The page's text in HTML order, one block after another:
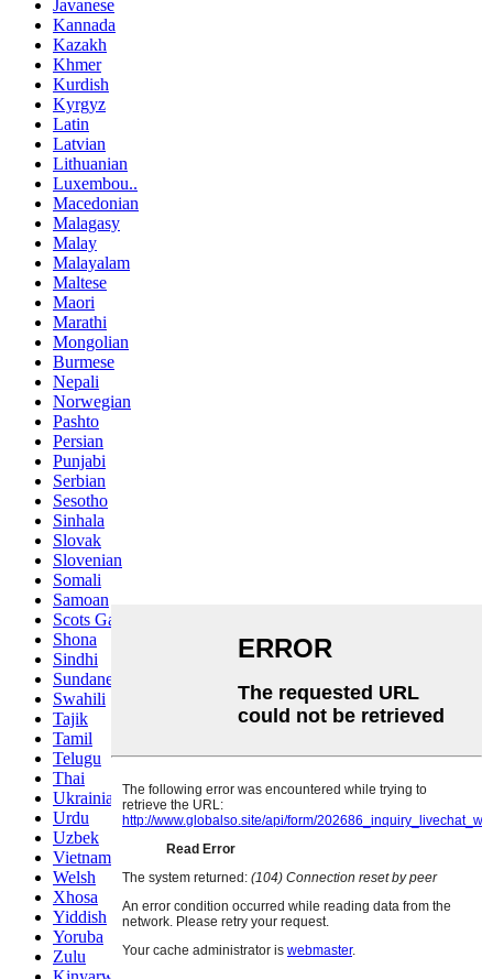
Javanese
Kannada
Kazakh
Khmer
Kurdish
Kyrgyz
Latin
Latvian
Lithuanian
Luxembou..
Macedonian
Malagasy
Malay
Malayalam
Maltese
Maori
Marathi
Mongolian
Burmese
Nepali
Norwegian
Pashto
Persian
Punjabi
Serbian
Sesotho
Sinhala
Slovak
Slovenian
Somali
Samoan
Scots Gaelic
Shona
Sindhi
Sundanese
Swahili
Tajik
Tamil
Telugu
Thai
Ukrainian
Urdu
Uzbek
Vietnamese
Welsh
Xhosa
Yiddish
Yoruba
Zulu